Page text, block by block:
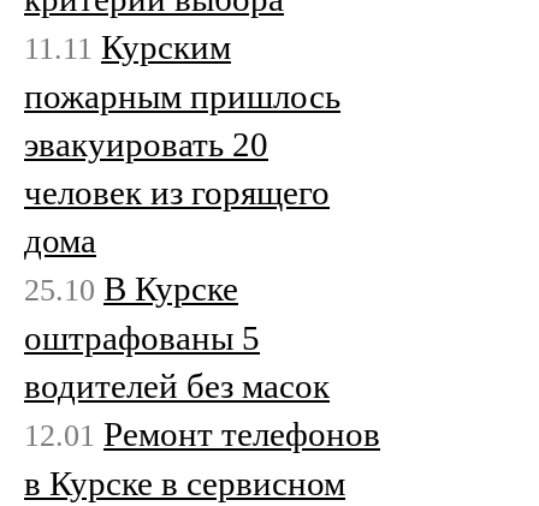
11.11 Курским
пожарным пришлось
эвакуировать 20
человек из горящего
дома
25.10 В Курске
оштрафованы 5
водителей без масок
12.01 Ремонт телефонов
в Курске в сервисном